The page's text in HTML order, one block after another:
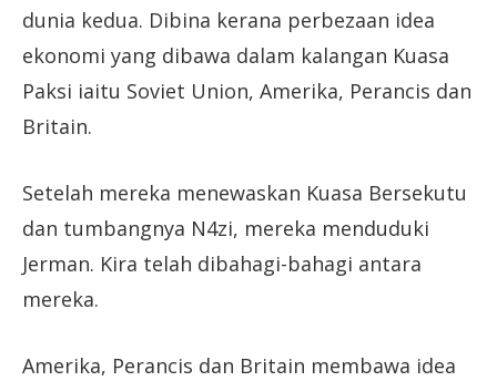
dunia kedua. Dibina kerana perbezaan idea
ekonomi yang dibawa dalam kalangan Kuasa
Paksi iaitu Soviet Union, Amerika, Perancis dan
Britain.
Setelah mereka menewaskan Kuasa Bersekutu
dan tumbangnya N4zi, mereka menduduki
Jerman. Kira telah dibahagi-bahagi antara
mereka.
Amerika, Perancis dan Britain membawa idea